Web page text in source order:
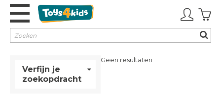
Binnenspeelgoed
Verfijn je
zoekopdracht
Geen resultaten